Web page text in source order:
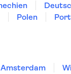
Polen
Amsterdam